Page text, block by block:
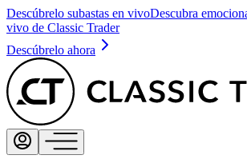
Descúbrelo subastas en vivoDescubra
vivo de Classic Trader
Descúbrelo ahora